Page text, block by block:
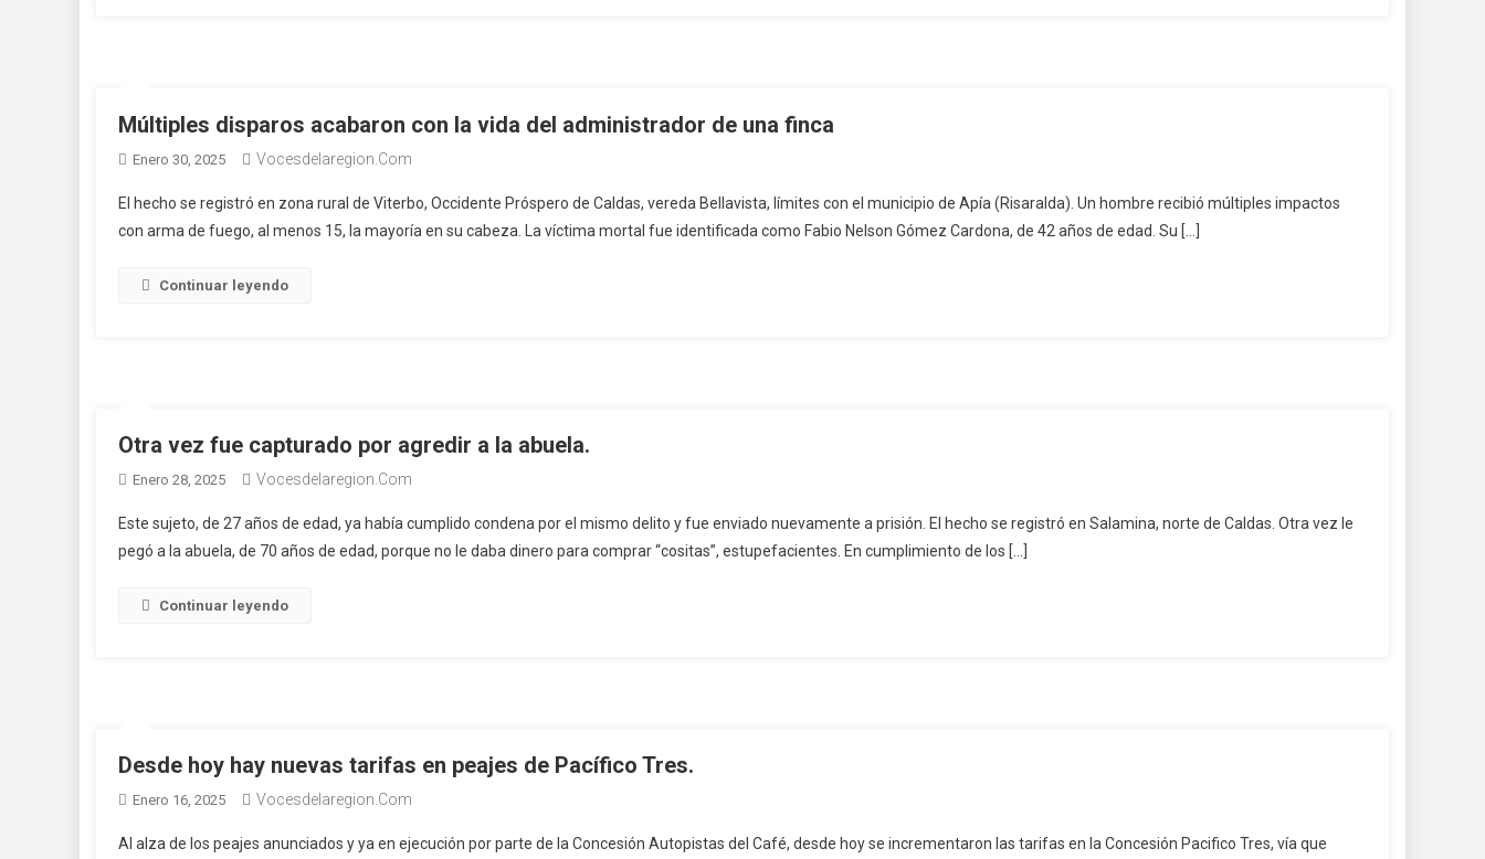
Múltiples disparos acabaron con la vida del administrador de una finca
Enero 30, 2025 Vocesdelaregion.com
El hecho se registró en zona rural de Viterbo, Occidente Próspero de Caldas, vereda Bellavista, límites con el municipio de Apía (Risaralda). Un hombre recibió múltiples impactos
con arma de fuego, al menos 15, la mayoría en su cabeza. La víctima mortal fue identificada como Fabio Nelson Gómez Cardona, de 42 años de edad. Su […]
Continuar leyendo
Otra vez fue capturado por agredir a la abuela.
Enero 28, 2025 Vocesdelaregion.com
Este sujeto, de 27 años de edad, ya había cumplido condena por el mismo delito y fue enviado nuevamente a prisión. El hecho se registró en Salamina, norte de Caldas. Otra vez le
pegó a la abuela, de 70 años de edad, porque no le daba dinero para comprar “cositas”, estupefacientes. En cumplimiento de los […]
Continuar leyendo
Desde hoy hay nuevas tarifas en peajes de Pacífico Tres.
Enero 16, 2025 Vocesdelaregion.com
Al alza de los peajes anunciados y ya en ejecución por parte de la Concesión Autopistas del Café, desde hoy se incrementaron las tarifas en la Concesión Pacifico Tres, vía que